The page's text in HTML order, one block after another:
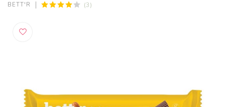
BETT'R (3)